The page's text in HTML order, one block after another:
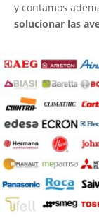
y contamos
solucionar las